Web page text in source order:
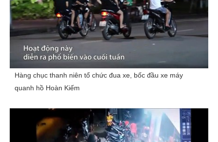
Hàng chục thanh niên tổ chức đua xe, bốc đầu xe máy
quanh hồ Hoàn Kiếm